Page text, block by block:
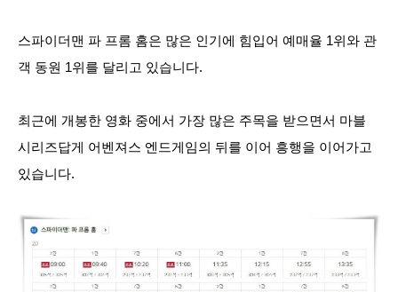
스파이더맨 파 프롬 홈은 많은 인기에 힘입어 예매율 1위와 관
객 동원 1위를 달리고 있습니다.
최근에 개봉한 영화 중에서 가장 많은 주목을 받으면서 마블
시리즈답게 어벤져스 엔드게임의 뒤를 이어 흥행을 이어가고
있습니다.